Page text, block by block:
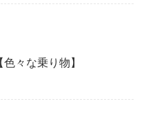
々な乗り物】